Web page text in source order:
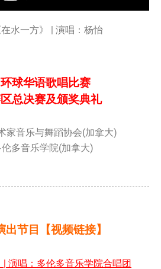
水一方》 | 演唱：杨怡
球华语歌唱比赛
总决赛及颁奖典礼
家音乐与舞蹈协会(加拿大)
多音乐学院(加拿大)
出节目【视频链接】
| 演唱：多伦多音乐学院合唱团